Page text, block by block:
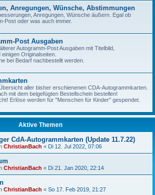
Anregungen, Wünsche, Abstimmungen
Anregungen, Wünsche äußern. Egal ob
Post oder was auch immer.
Post Ausgaben
Autogramm-Post Ausgaben mit Titelbild,
Originalseiten.
bei Bedarf nachbestellt werden.
aller bisher erschienenen CDA-Autogrammkarten.
mit dem beigefügten Bestellschein bestellen!
Erlöse werden für "Menschen für Kinder" gespendet.
Aktive Themen
CdA-Autogrammkarten (Update 11.7.22)
ChristianBach « Di 12. Jul 2022, 07:06
ChristianBach « Di 21. Jan 2020, 22:14
ChristianBach « So 17. Feb 2019, 21:27